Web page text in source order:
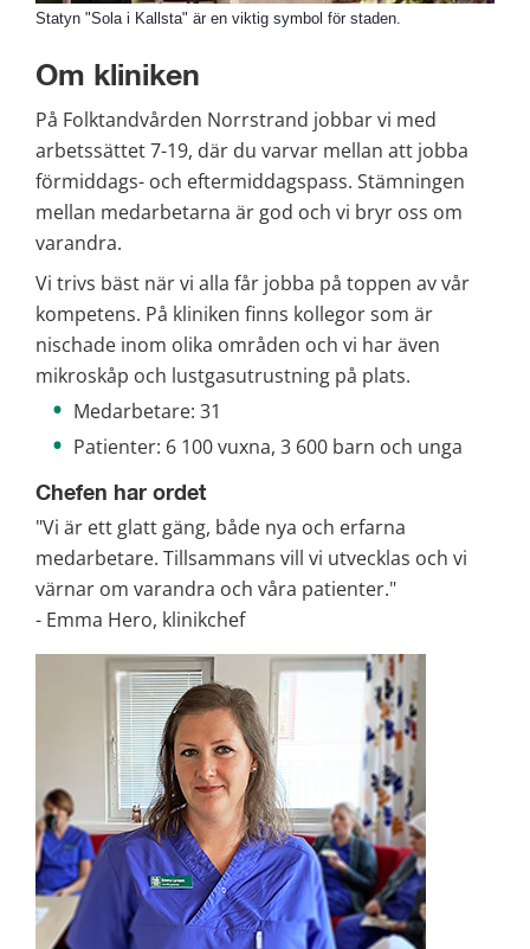
Statyn "Sola i Kallsta" är en viktig symbol för staden.
Om kliniken
På Folktandvården Norrstrand jobbar vi med
arbetssättet 7-19, där du varvar mellan att jobba
förmiddags- och eftermiddagspass. Stämningen
mellan medarbetarna är god och vi bryr oss om
varandra.
Vi trivs bäst när vi alla får jobba på toppen av vår
kompetens. På kliniken finns kollegor som är
nischade inom olika områden och vi har även
mikroskåp och lustgasutrustning på plats.
Medarbetare: 31
Patienter: 6 100 vuxna, 3 600 barn och unga
Chefen har ordet
"Vi är ett glatt gäng, både nya och erfarna
medarbetare. Tillsammans vill vi utvecklas och vi
värnar om varandra och våra patienter."
- Emma Hero, klinikchef